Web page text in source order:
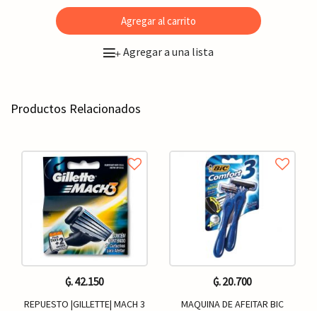
Agregar al carrito
+Agregar a una lista
Productos Relacionados
₲. 42.150
REPUESTO |GILLETTE| MACH 3
₲. 20.700
MAQUINA DE AFEITAR BIC